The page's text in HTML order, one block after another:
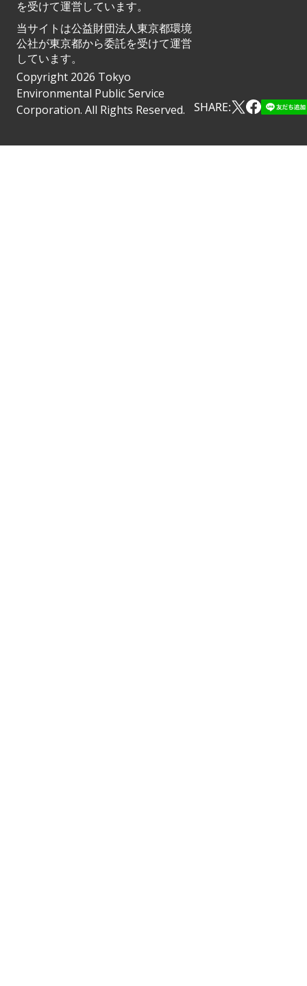
を受けて運営しています。
当サイトは公益財団法人東京都環境
公社が東京都から委託を受けて運営
しています。
Copyright 2026 Tokyo
Environmental Public Service
Corporation. All Rights Reserved.
SHARE: